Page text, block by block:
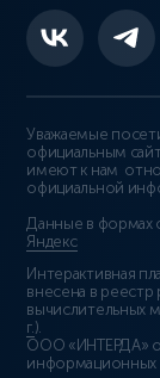
Уважаемые
официальным
имеют к нам
официальной
Данные в формах
Яндекс
Интерактивная
внесена в реестр
вычислительных
г.).
ООО «ИНТЕРДА»
информационных